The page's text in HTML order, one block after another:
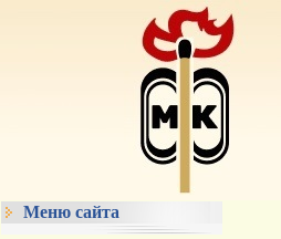
Меню сайта